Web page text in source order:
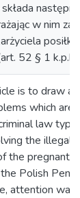
w nim
52 § 1
is to draw
which are
law
the illegal
the pregnant
Polish Penal
attention